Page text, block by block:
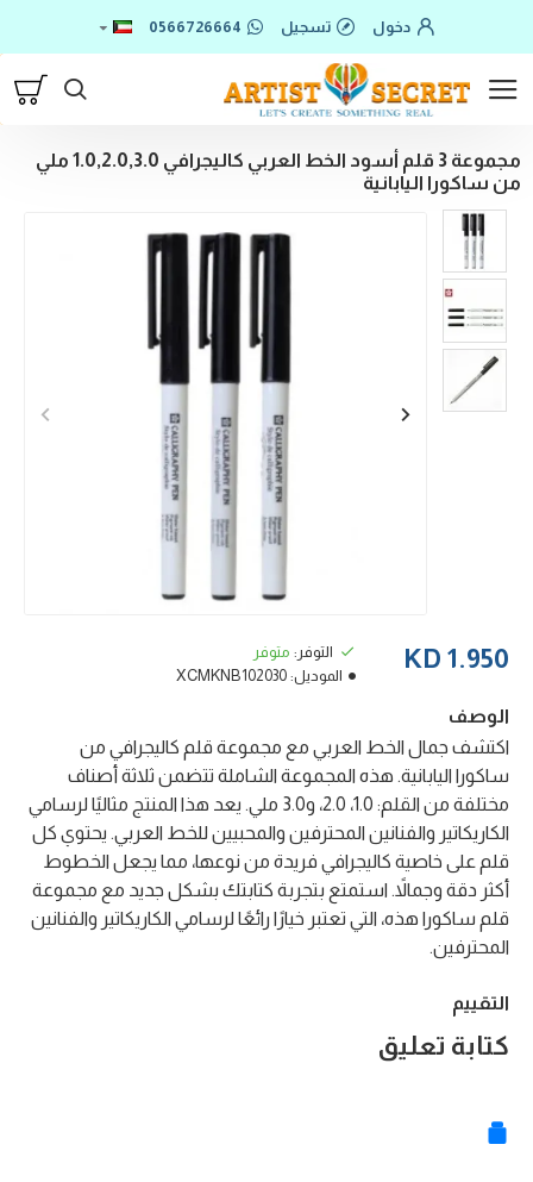
دخول تسجيل 0566726664
مجموعة 3 قلم أسود الخط العربي كاليجرافي 1.0,2.0,3.0 ملي
من ساكورا اليابانية
1.950 KD التوفر: متوفر
الموديل: XCMKNB102030
الوصف
اكتشف جمال الخط العربي مع مجموعة قلم كاليجرافي من
ساكورا اليابانية. هذه المجموعة الشاملة تتضمن ثلاثة أصناف
مختلفة من القلم: 1.0، 2.0، و3.0 ملي. يعد هذا المنتج مثاليًا لرسامي
الكاريكاتير والفنانين المحترفين والمحبيين للخط العربي. يحتوي كل
قلم على خاصية كاليجرافي فريدة من نوعها، مما يجعل الخطوط
أكثر دقة وجمالاً. استمتع بتجربة كتابتك بشكل جديد مع مجموعة
قلم ساكورا هذه، التي تعتبر خيارًا رائعًا لرسامي الكاريكاتير والفنانين
المحترفين.
التقييم
كتابة تعليق